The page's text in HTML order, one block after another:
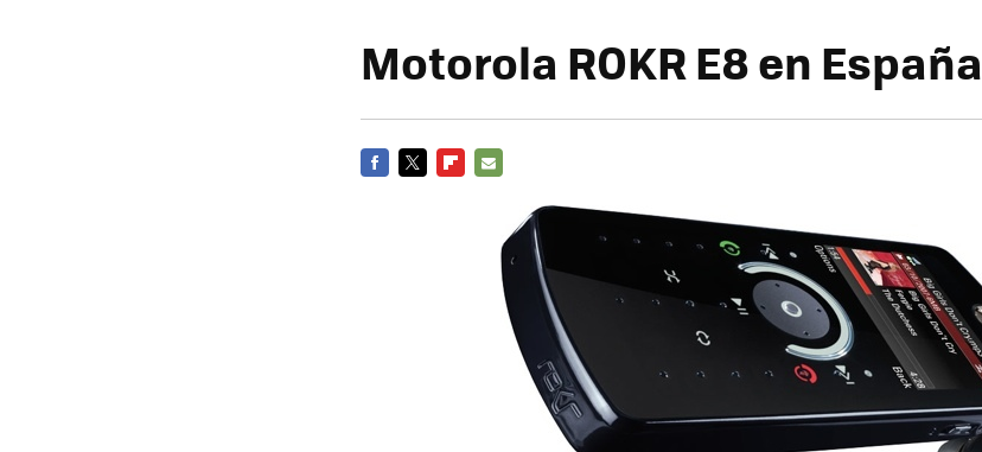
Motorola ROKR E8 en España